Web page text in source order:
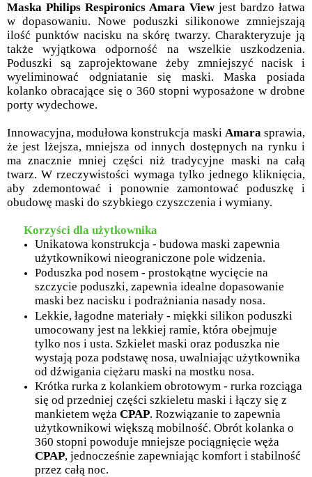
Maska Philips Respironics Amara Viewjest bardzo łatwa
w dopasowaniu. Nowe poduszki silikonowe zmniejszają
ilość punktów nacisku na skórę twarzy. Charakteryzuje ją
także wyjątkowa odporność na wszelkie uszkodzenia.
Poduszki są zaprojektowane żeby zmniejszyć nacisk i
wyeliminować odgniatanie się maski. Maska posiada
kolanko obracające się o 360 stopni wyposażone w drobne
porty wydechowe.
Innowacyjna, modułowa konstrukcja maski Amarasprawia,
że jest lżejsza, mniejsza od innych dostępnych na rynku i
ma znacznie mniej części niż tradycyjne maski na całą
twarz. W rzeczywistości wymaga tylko jednego kliknięcia,
aby zdemontować i ponownie zamontować poduszkę i
obudowę maski do szybkiego czyszczenia i wymiany.
Korzyści dla użytkownika
Unikatowa konstrukcja - budowa maski zapewnia
użytkownikowi nieograniczone pole widzenia.
Poduszka pod nosem - prostokątne wycięcie na
szczycie poduszki, zapewnia idealne dopasowanie
maski bez nacisku i podrażniania nasady nosa.
Lekkie, łagodne materiały - miękki silikon poduszki
umocowany jest na lekkiej ramie, która obejmuje
tylko nos i usta. Szkielet maski oraz poduszka nie
wystają poza podstawę nosa, uwalniając użytkownika
od dźwigania ciężaru maski na mostku nosa.
Krótka rurka z kolankiem obrotowym - rurka rozciąga
się od przedniej części szkieletu maski i łączy się z
mankietem węża CPAP. Rozwiązanie to zapewnia
użytkownikowi większą mobilność. Obrót kolanka o
360 stopni powoduje mniejsze pociągnięcie węża
CPAP, jednocześnie zapewniając komfort i stabilność
przez całą noc.